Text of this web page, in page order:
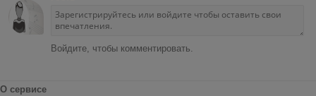
Войдите, чтобы комментировать.
О сервисе